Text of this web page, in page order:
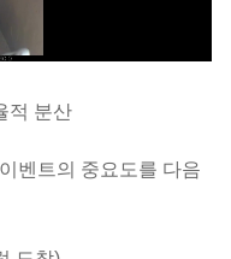
적 분산
벤트의 중요도를 다음